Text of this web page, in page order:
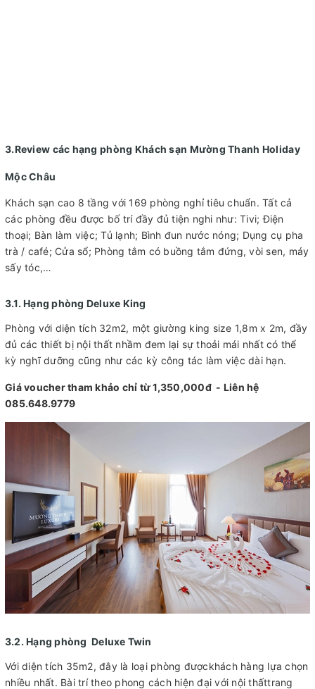
3.Review các hạng phòng Khách sạn Mường Thanh Holiday
Mộc Châu
Khách sạn cao 8 tầng với 169 phòng nghỉ tiêu chuẩn. Tất cả
các phòng đều được bố trí đầy đủ tiện nghi như: Tivi; Điện
thoại; Bàn làm việc; Tủ lạnh; Bình đun nước nóng; Dụng cụ pha
trà / café; Cửa sổ; Phòng tắm có buồng tắm đứng, vòi sen, máy
sấy tóc,…
3.1. Hạng phòng Deluxe King
Phòng với diện tích 32m2, một giường king size 1,8m x 2m, đầy
đủ các thiết bị nội thất nhầm đem lại sự thoải mái nhất có thể
kỳ nghĩ dưỡng cũng như các kỳ công tác làm việc dài hạn.
Giá voucher tham khảo chỉ từ 1,350,000đ - Liên hệ
085.648.9779
3.2. Hạng phòng Deluxe Twin
Với diện tích 35m2, đây là loại phòng đượckhách hàng lựa chọn
nhiều nhất. Bài trí theo phong cách hiện đại với nội thấttrang